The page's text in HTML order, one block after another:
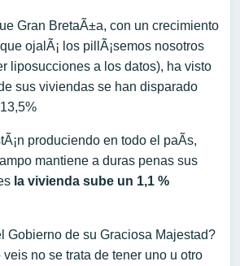
Gran BretaÃ±a, con un crecimiento
ojalÃ¡ los pillÃ¡semos nosotros
liposucciones a los datos), ha visto
sus viviendas se han disparado
produciendo en todo el paÃ­s,
mantiene a duras penas sus
la vivienda sube un 1,1 %
Gobierno de su Graciosa Majestad?
no se trata de tener uno u otro